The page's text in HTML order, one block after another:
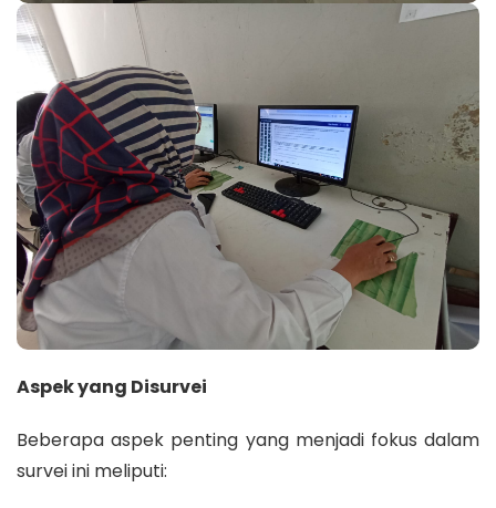
Aspek yang Disurvei
Beberapa aspek penting yang menjadi fokus dalam
survei ini meliputi: